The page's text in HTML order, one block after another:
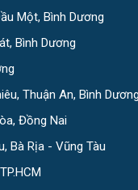
Một, Bình Dương
Bình Dương
Thuận An, Bình
Đồng Nai
Bà Rịa - Vũng Tàu